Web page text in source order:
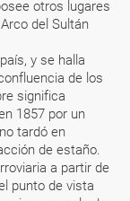
otros lugares
del Sultán
y se halla
de los
significa
1857 por un
tardó en
de estaño.
a partir de
punto de vista